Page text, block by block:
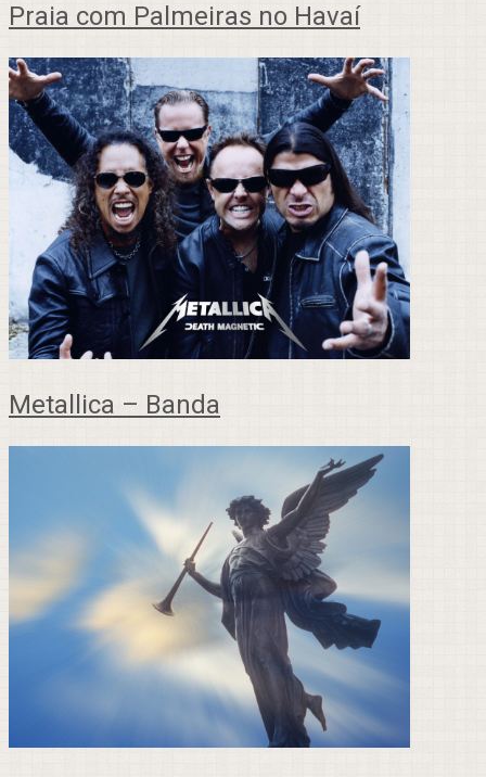
Praia com Palmeiras no Havaí
Metallica – Banda